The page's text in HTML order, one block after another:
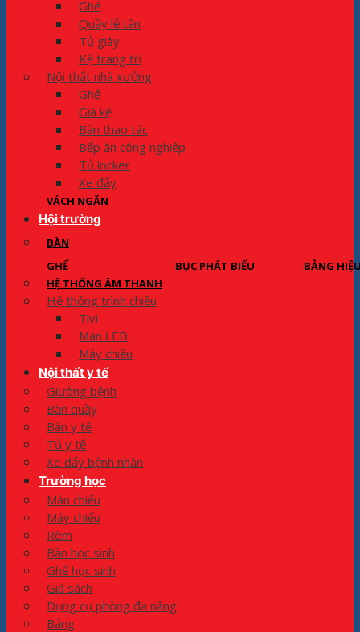
Ghế
Quầy lễ tân
Tủ giày
Kệ trang trí
Nội thất nhà xưởng
Ghế
Giá kệ
Bàn thao tác
Bếp ăn công nghiệp
Tủ locker
Xe đẩy
VÁCH NGĂN
Hội trường
BÀN
GHẾ
BỤC PHÁT BIỂU
BẢNG
HỆ THỐNG ÂM THANH
Hệ thống trình chiếu
Tivi
Màn LED
Máy chiếu
Nội thất y tế
Giường bệnh
Bàn quầy
Bàn y tế
Tủ y tế
Xe đẩy bệnh nhân
Trường học
Màn chiếu
Máy chiếu
Rèm
Bàn học sinh
Ghế học sinh
Giá sách
Dụng cụ phòng đa năng
Bảng